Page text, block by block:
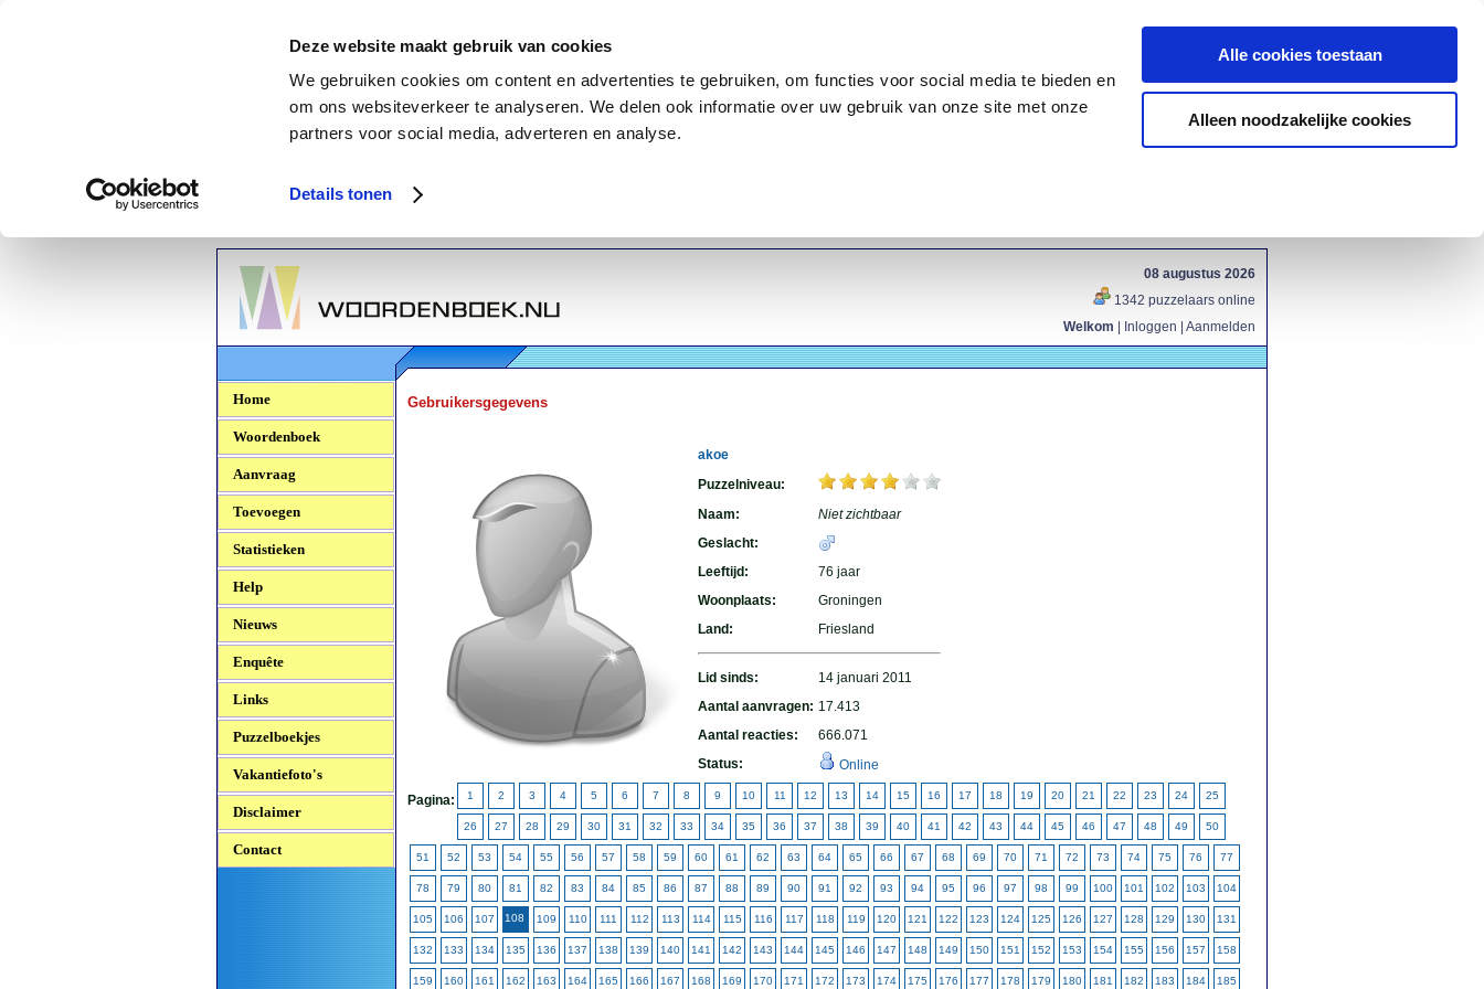
Deze website maakt gebruik van cookies
We gebruiken cookies om content en advertenties te gebruiken, om functies voor social media te bieden en
om ons websiteverkeer te analyseren. We delen ook informatie over uw gebruik van onze site met onze
partners voor social media, adverteren en analyse.
Details tonen
Alle cookies toestaan
Alleen noodzakelijke cookies
Woordenboek.NU
08 augustus 2026
1342 puzzelaars online
Welkom
Inloggen Aanmelden
Home
Woordenboek
Aanvraag
Toevoegen
Statistieken
Help
Nieuws
Enquête
Links
Puzzelboekjes
Vakantiefoto's
Disclaimer
Contact
Gebruikersgegevens
akoe
Puzzelniveau:
Naam:
Niet zichtbaar
Geslacht:
Leeftijd:
76 jaar
Woonplaats:
Groningen
Land:
Friesland
Lid sinds:
14 januari 2011
Aantal aanvragen: 17.413
Aantal reacties:
666.071
Status:
Online
Pagina: 1 2 3 4 5 6 7 8 9 10 11 12 13 14 15 16 17 18 19 20 21 22 23 24 25
26 27 28 29 30 31 32 33 34 35 36 37 38 39 40 41 42 43 44 45 46 47 48 49 50
51 52 53 54 55 56 57 58 59 60 61 62 63 64 65 66 67 68 69 70 71 72 73 74 75 76 77
78 79 80 81 82 83 84 85 86 87 88 89 90 91 92 93 94 95 96 97 98 99 100 101 102 103 104
105 106 107 108 109 110 111 112 113 114 115 116 117 118 119 120 121 122 123 124 125 126 127 128 129 130 131
132 133 134 135 136 137 138 139 140 141 142 143 144 145 146 147 148 149 150 151 152 153 154 155 156 157 158
159 160 161 162 163 164 165 166 167 168 169 170 171 172 173 174 175 176 177 178 179 180 181 182 183 184 185